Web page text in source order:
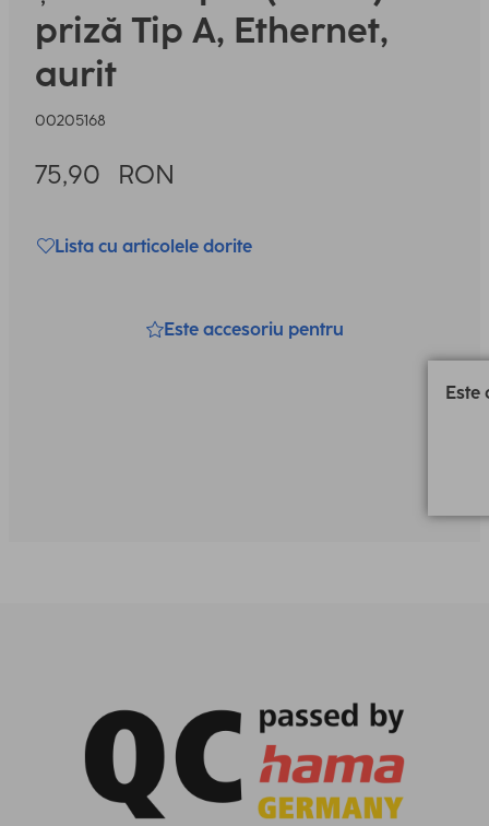
priză Tip A, Ethernet,
aurit
00205168
75,90 RON
Lista cu articolele dorite
Este accesoriu pentru
Este